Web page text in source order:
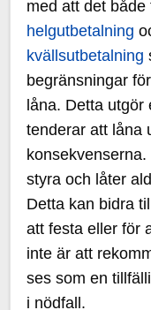
med att det både
helgutbetalning
kvällsutbetalning
begränsningar
låna. Detta
tenderar att låna
styra och låter
Detta kan bidra
att festa eller för
inte är att
ses som en
i nödfall.